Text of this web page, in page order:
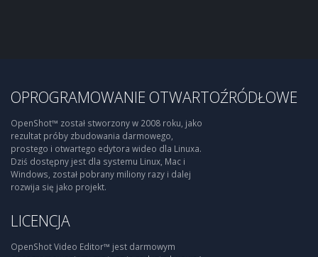
OPROGRAMOWANIE OTWARTOŹRÓDŁOWE
OpenShot™ został stworzony w 2008 roku, jako
rezultat próby zbudowania darmowego,
prostego i otwartego edytora wideo dla Linuxa.
Dziś dostępny jest dla systemu Linux, Mac i
Windows, został pobrany miliony razy i dalej
rozwija się jako projekt.
LICENCJA
OpenShot Video Editor™ jest darmowym